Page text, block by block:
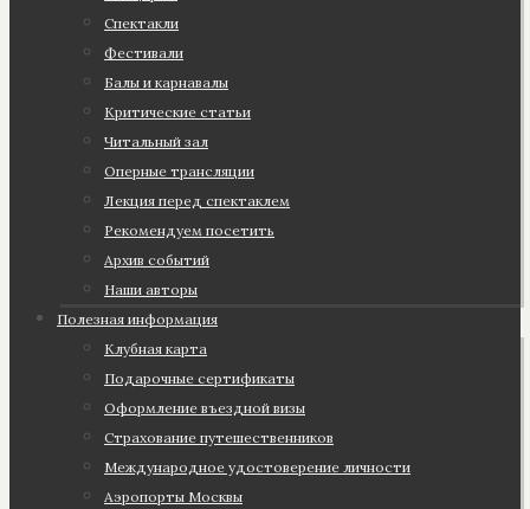
Спектакли
Фестивали
Балы и карнавалы
Критические статьи
Читальный зал
Оперные трансляции
Лекция перед спектаклем
Рекомендуем посетить
Архив событий
Наши авторы
Полезная информация
Клубная карта
Подарочные сертификаты
Оформление въездной визы
Страхование путешественников
Международное удостоверение личности
Аэропорты Москвы